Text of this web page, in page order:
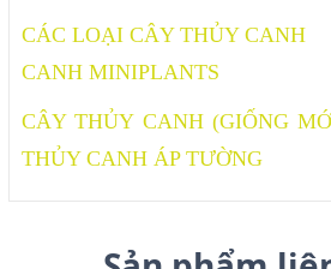
CÁC LOẠI CÂY THỦY CANH
CANH MINIPLANTS
CÂY THỦY CANH (GIỐNG
THỦY CANH ÁP TƯỜNG